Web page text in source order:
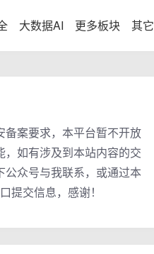
大数据AI 更多板块 其它
备案要求，本平台暂不开放
，如有涉及到本站内容的交
公众号与我联系，或通过本
提交信息，感谢！